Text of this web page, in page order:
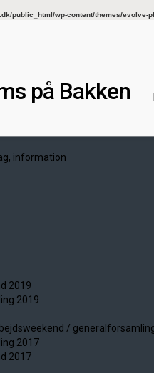
public_html/wp-content/themes/
på Bakken
information
2019
2019
/
2017
2017